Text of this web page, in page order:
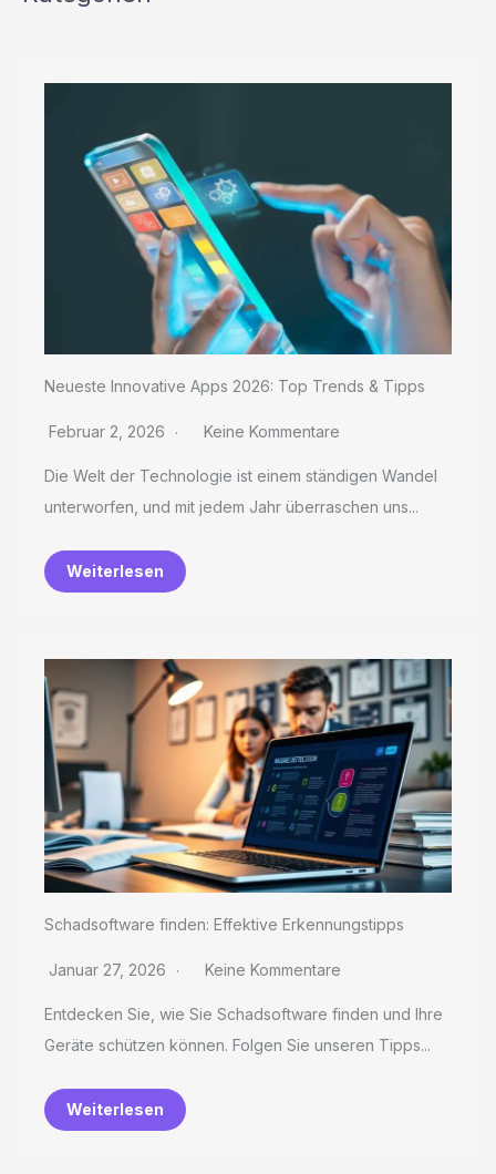
Neueste Innovative Apps 2026: Top Trends & Tipps
Februar 2, 2026 Keine Kommentare
Die Welt der Technologie ist einem ständigen Wandel
unterworfen, und mit jedem Jahr überraschen uns...
Weiterlesen
Schadsoftware finden: Effektive Erkennungstipps
Januar 27, 2026 Keine Kommentare
Entdecken Sie, wie Sie Schadsoftware finden und Ihre
Geräte schützen können. Folgen Sie unseren Tipps...
Weiterlesen